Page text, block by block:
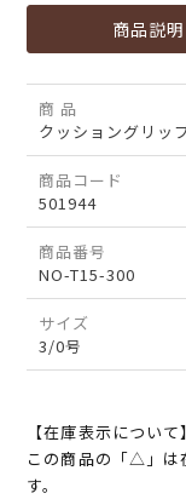
商品説明
商 品
クッショングリッ
商品コード
501944
商品番号
NO-T15-300
サイズ
3/0号
【在庫表示について】
この商品の「△」は
す。